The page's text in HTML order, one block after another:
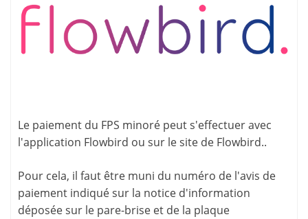
Le paiement du FPS minoré peut s'effectuer avec
l'application Flowbird ou sur le site de Flowbird..
Pour cela, il faut être muni du numéro de l'avis de
paiement indiqué sur la notice d'information
déposée sur le pare-brise et de la plaque